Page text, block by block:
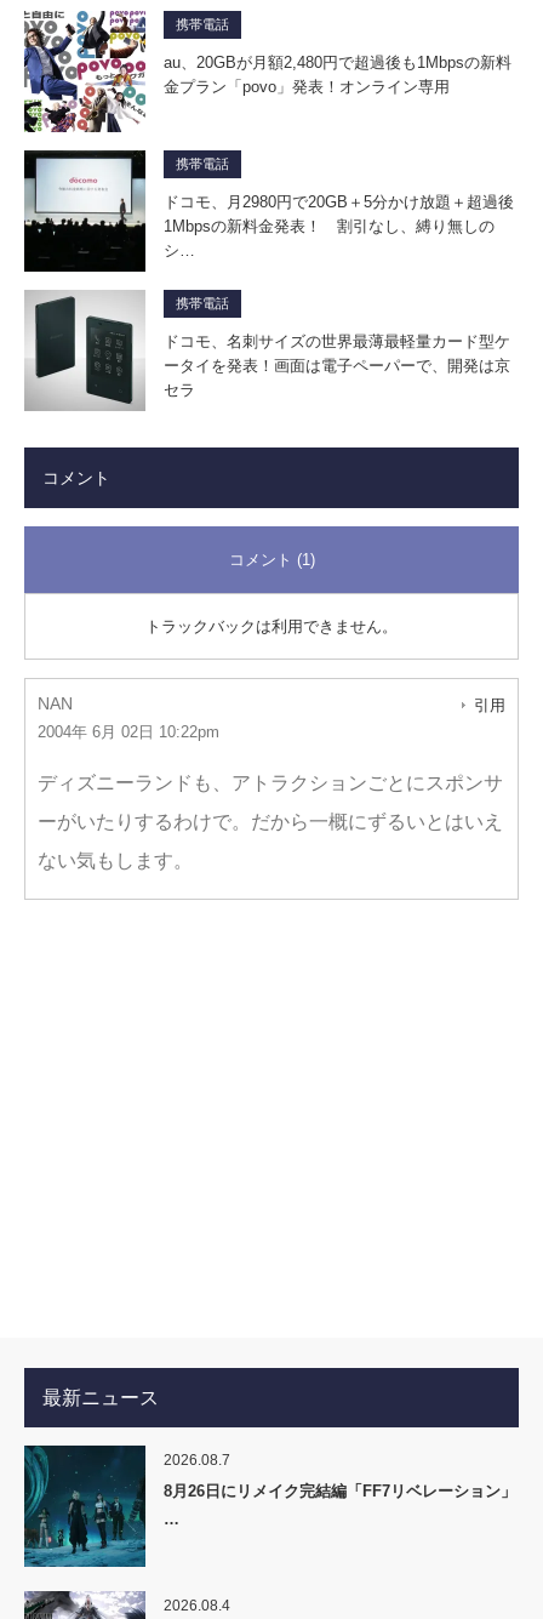
携帯電話
au、20GBが月額2,480円で超過後も1Mbpsの新料
金プラン「povo」発表！オンライン専用
携帯電話
ドコモ、月2980円で20GB＋5分かけ放題＋超過後
1Mbpsの新料金発表！ 割引なし、縛り無しの
シ…
携帯電話
ドコモ、名刺サイズの世界最薄最軽量カード型ケ
ータイを発表！画面は電子ペーパーで、開発は京
セラ
コメント
コメント (1)
トラックバックは利用できません。
NAN
2004年 6月 02日 10:22pm
引用
ディズニーランドも、アトラクションごとにスポンサ
ーがいたりするわけで。だから一概にずるいとはいえ
ない気もします。
最新ニュース
2026.08.7
8月26日にリメイク完結編「FF7リベレーション」
…
2026.08.4